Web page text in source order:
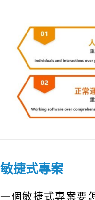
敏捷式專案
一個敏捷式專案要